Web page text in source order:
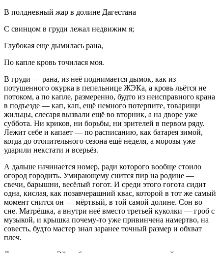
В полдневный жар в долине Дагестана
С свинцом в груди лежал недвижим я;
Глубокая еще дымилась рана,
По капле кровь точилася моя.
В груди — рана, из неё поднимается дымок, как из
потушенного окурка в пепельнице ЖЭКа, а кровь льётся не
потоком, а по капле, размеренно, будто из неисправного крана
в подъезде — кап, кап, ещё немного потерпите, товарищи
жильцы, слесаря вызвали ещё во вторник, а на дворе уже
суббота. Ни криков, ни борьбы, ни зрителей в первом ряду.
Лежит себе и капает — по расписанию, как батарея зимой,
когда до отопительного сезона ещё неделя, а морозы уже
ударили некстати и всерьёз.
А дальше начинается номер, ради которого вообще стоило
огород городить. Умирающему снится пир на родине —
свечи, барышни, весёлый гогот. И среди этого гогота сидит
одна, кислая, как позавчерашний квас, которой в тот же самый
момент снится он — мёртвый, в той самой долине. Сон во
сне. Матрёшка, а внутри неё вместо третьей куколки — гроб с
музыкой, и крышка почему-то уже привинчена намертво, на
совесть, будто мастер знал заранее точный размер и обхват
плеч.